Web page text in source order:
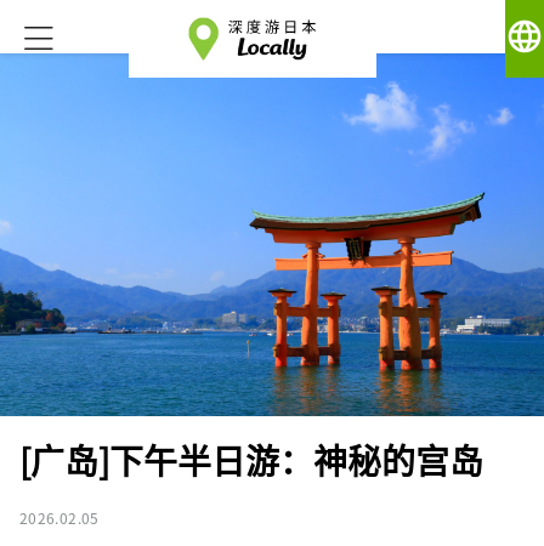
language
[广岛]下午半日游：神秘的宫岛
2026.02.05